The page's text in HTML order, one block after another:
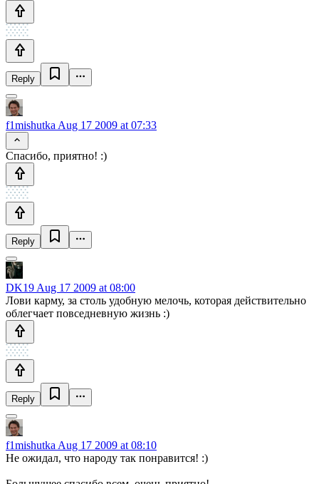
Reply
f1mishutka Aug 17 2009 at 07:33
Спасибо, приятно! :)
Reply
DK19 Aug 17 2009 at 08:00
Лови карму, за столь удобную мелочь, которая действительно
облегчает повседневную жизнь :)
Reply
f1mishutka Aug 17 2009 at 08:10
Не ожидал, что народу так понравится! :)